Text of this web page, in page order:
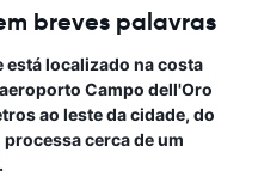
breves palavras
está localizado na costa
Campo dell'Oro
ao leste da cidade, do
cerca de um